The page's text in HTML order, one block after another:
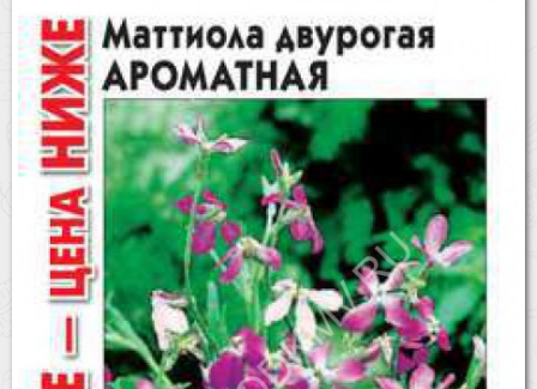
Доставка
Оптовикам